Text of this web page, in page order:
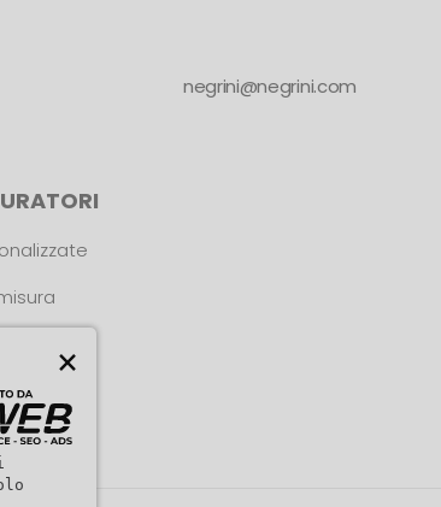
negrini@negrini.com
×